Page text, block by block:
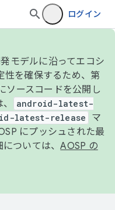
ログイン
モデルに沿ってエコシ
性を確保するため、第
ソースコードを公開し
android-latest-
latest-release
マ
にプッシュされた最
については、AOSP の